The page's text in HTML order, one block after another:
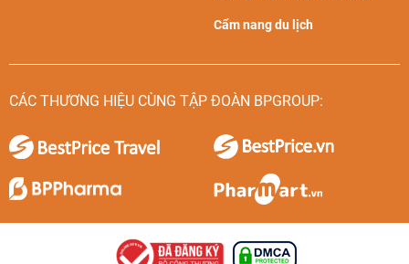
Cẩm nang du lịch
CÁC THƯƠNG HIỆU CÙNG TẬP ĐOÀN BPGROUP: